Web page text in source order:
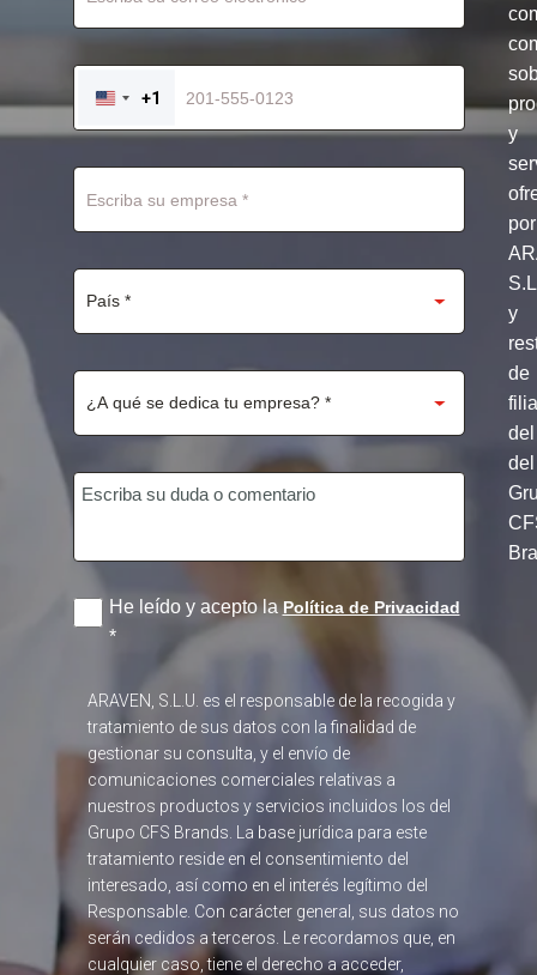
UNITED
STATES
+1
y
por
y
de
del
del
He leído y acepto laPolítica de Privacidad
*
ARAVEN, S.L.U. es el responsable de la recogida y
tratamiento de sus datos con la finalidad de
gestionar su consulta, y el envío de
comunicaciones comerciales relativas a
nuestros productos y servicios incluidos los del
Grupo CFS Brands. La base jurídica para este
tratamiento reside en el consentimiento del
interesado, así como en el interés legítimo del
Responsable. Con carácter general, sus datos no
serán cedidos a terceros. Le recordamos que, en
cualquier caso, tiene el derecho a acceder,